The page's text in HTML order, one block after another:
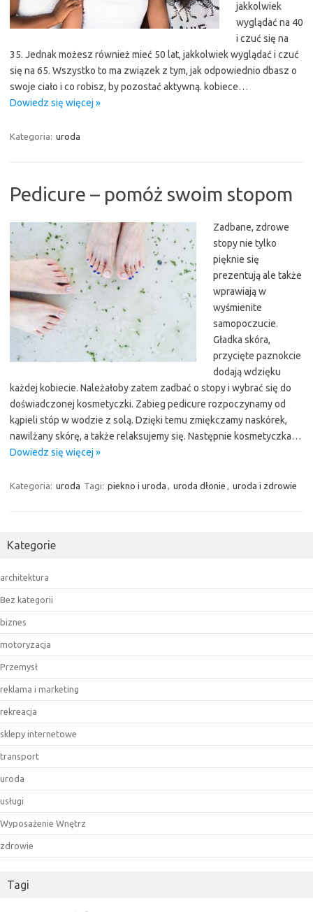
jakkolwiek
wyglądać na 40
i czuć się na
35. Jednak możesz również mieć 50 lat, jakkolwiek wyglądać i czuć
się na 65. Wszystko to ma związek z tym, jak odpowiednio dbasz o
swoje ciało i co robisz, by pozostać aktywną. kobiece…
Dowiedz się więcej »
Kategoria: uroda
Pedicure – pomóż swoim stopom
Zadbane, zdrowe
stopy nie tylko
pięknie się
prezentują ale także
wprawiają w
wyśmienite
samopoczucie.
Gładka skóra,
przycięte paznokcie
dodają wdzięku
każdej kobiecie. Należałoby zatem zadbać o stopy i wybrać się do
doświadczonej kosmetyczki. Zabieg pedicure rozpoczynamy od
kąpieli stóp w wodzie z solą. Dzięki temu zmiękczamy naskórek,
nawilżany skórę, a także relaksujemy się. Następnie kosmetyczka…
Dowiedz się więcej »
Kategoria: uroda Tagi: piekno i uroda , uroda dłonie , uroda i zdrowie
Kategorie
architektura
Bez kategorii
biznes
motoryzacja
Przemysł
reklama i marketing
rekreacja
sklepy internetowe
transport
uroda
usługi
Wyposażenie Wnętrz
zdrowie
Tagi